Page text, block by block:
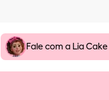
Fale com a Lia Cake